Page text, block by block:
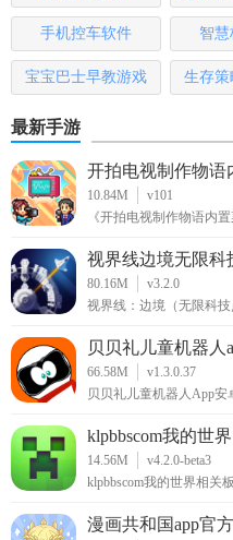
手机控车软件 智
宝宝巴士早教游戏 生存策
最新手游
开拍电视制作物语
10.84M
v101
《开拍电视制作物语内
视界线边境无限科
80.16M
v3.2.0
贝贝礼儿童机器人
66.58M
v1.3.0.37
贝贝礼儿童机器人App安
klpbbscom我的世界
14.56M
v4.2.0-beta3
klpbbscom我的世界相关
漫画共和国app官